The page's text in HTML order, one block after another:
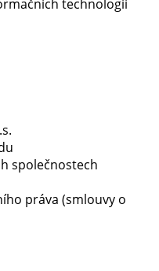
technologií
společnostech
práva (smlouvy o